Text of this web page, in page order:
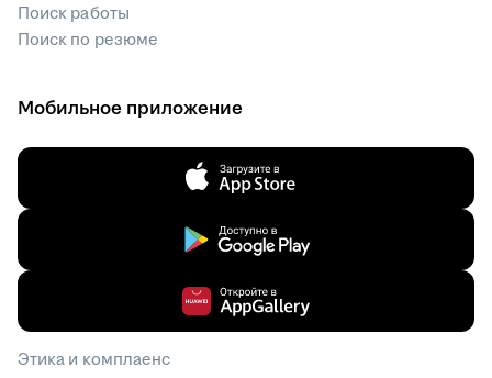
Поиск работы
Поиск по резюме
Мобильное приложение
Этика и комплаенс